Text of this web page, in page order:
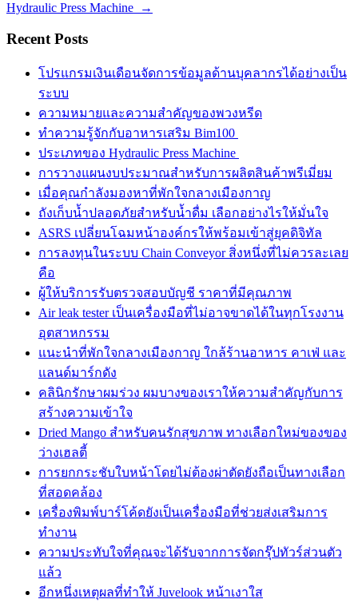
Hydraulic Press Machine
→
Recent Posts
โปรแกรมเงินเดือนจัดการข้อมูลด้านบุคลากรได้อย่างเป็น
ระบบ
ความหมายและความสำคัญของพวงหรีด
ทำความรู้จักกับอาหารเสริม Bim100
ประเภทของ Hydraulic Press Machine
การวางแผนงบประมาณสำหรับการผลิตสินค้าพรีเมี่ยม
เมื่อคุณกำลังมองหาที่พักใจกลางเมืองกาญ
ถังเก็บน้ำปลอดภัยสำหรับน้ำดื่ม เลือกอย่างไรให้มั่นใจ
ASRS เปลี่ยนโฉมหน้าองค์กรให้พร้อมเข้าสู่ยุคดิจิทัล
การลงทุนในระบบ Chain Conveyor สิ่งหนึ่งที่ไม่ควรละเลย
คือ
ผู้ให้บริการรับตรวจสอบบัญชี ราคาที่มีคุณภาพ
Air leak tester เป็นเครื่องมือที่ไม่อาจขาดได้ในทุกโรงงาน
อุตสาหกรรม
แนะนำที่พักใจกลางเมืองกาญ ใกล้ร้านอาหาร คาเฟ่ และ
แลนด์มาร์กดัง
คลินิกรักษาผมร่วง ผมบางของเราให้ความสำคัญกับการ
สร้างความเข้าใจ
Dried Mango สำหรับคนรักสุขภาพ ทางเลือกใหม่ของของ
ว่างเฮลตี้
การยกกระชับใบหน้าโดยไม่ต้องผ่าตัดยังถือเป็นทางเลือก
ที่สอดคล้อง
เครื่องพิมพ์บาร์โค้ดยังเป็นเครื่องมือที่ช่วยส่งเสริมการ
ทำงาน
ความประทับใจที่คุณจะได้รับจากการจัดกรุ๊ปทัวร์ส่วนตัว
แล้ว
อีกหนึ่งเหตุผลที่ทำให้ Juvelook หน้าเงาใส